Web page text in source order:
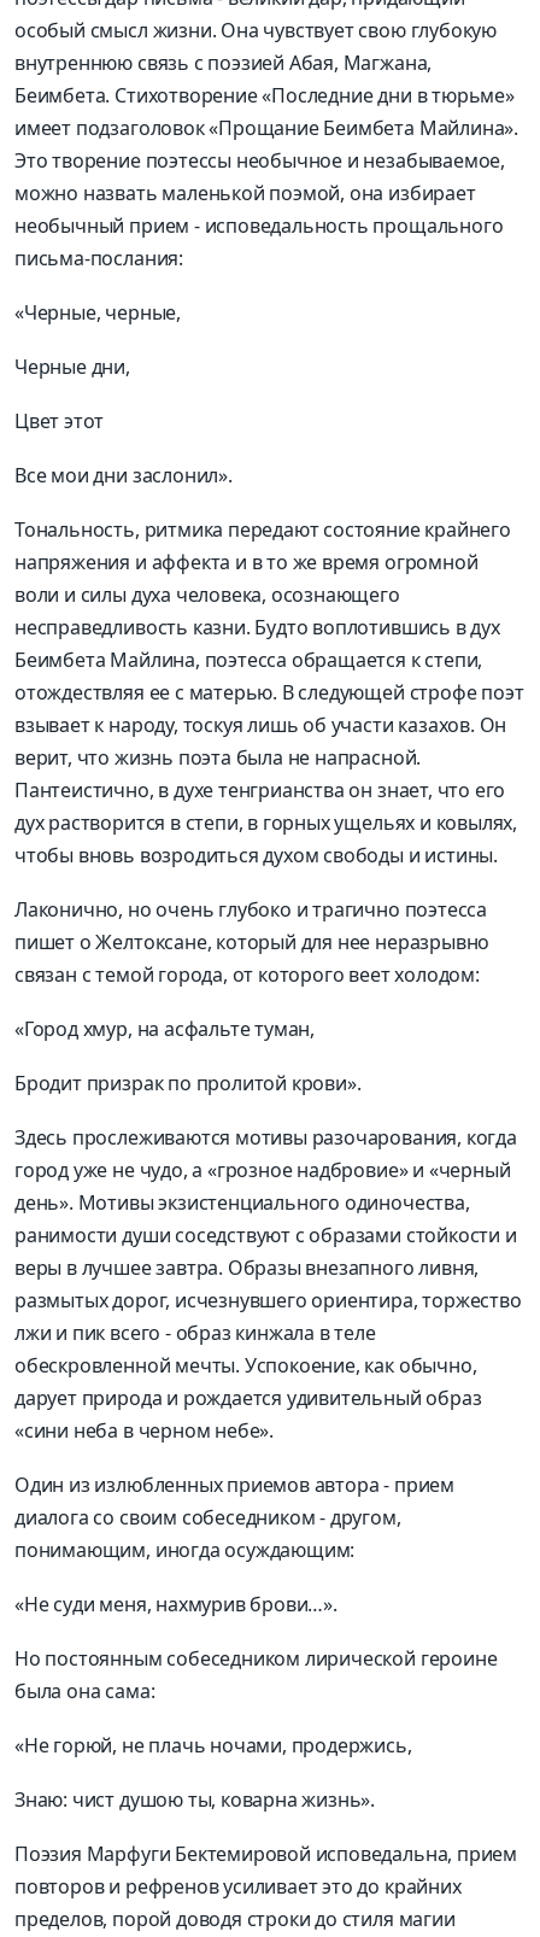
особый смысл жизни. Она чувствует свою глубокую
внутреннюю связь с поэзией Абая, Магжана,
Беимбета. Стихотворение «Последние дни в тюрьме»
имеет подзаголовок «Прощание Беимбета Майлина».
Это творение поэтессы необычное и незабываемое,
можно назвать маленькой поэмой, она избирает
необычный прием - исповедальность прощального
письма-послания:
«Черные, черные,
Черные дни,
Цвет этот
Все мои дни заслонил».
Тональность, ритмика передают состояние крайнего
напряжения и аффекта и в то же время огромной
воли и силы духа человека, осознающего
несправедливость казни. Будто воплотившись в дух
Беимбета Майлина, поэтесса обращается к степи,
отождествляя ее с матерью. В следующей строфе поэт
взывает к народу, тоскуя лишь об участи казахов. Он
верит, что жизнь поэта была не напрасной.
Пантеистично, в духе тенгрианства он знает, что его
дух растворится в степи, в горных ущельях и ковылях,
чтобы вновь возродиться духом свободы и истины.
Лаконично, но очень глубоко и трагично поэтесса
пишет о Желтоксане, который для нее неразрывно
связан с темой города, от которого веет холодом:
«Город хмур, на асфальте туман,
Бродит призрак по пролитой крови».
Здесь прослеживаются мотивы разочарования, когда
город уже не чудо, а «грозное надбровие» и «черный
день». Мотивы экзистенциального одиночества,
ранимости души соседствуют с образами стойкости и
веры в лучшее завтра. Образы внезапного ливня,
размытых дорог, исчезнувшего ориентира, торжество
лжи и пик всего - образ кинжала в теле
обескровленной мечты. Успокоение, как обычно,
дарует природа и рождается удивительный образ
«сини неба в черном небе».
Один из излюбленных приемов автора - прием
диалога со своим собеседником - другом,
понимающим, иногда осуждающим:
«Не суди меня, нахмурив брови…».
Но постоянным собеседником лирической героине
была она сама:
«Не горюй, не плачь ночами, продержись,
Знаю: чист душою ты, коварна жизнь».
Поэзия Марфуги Бектемировой исповедальна, прием
повторов и рефренов усиливает это до крайних
пределов, порой доводя строки до стиля магии